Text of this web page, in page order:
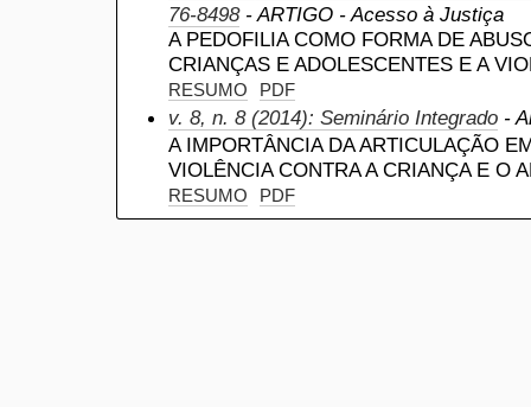
76-8498- ARTIGO - Acesso à Justiça
A PEDOFILIA COMO FORMA DE
CRIANÇAS E ADOLESCENTES E A
RESUMO PDF
v. 8, n. 8 (2014): Seminário Integrado -
A IMPORTÂNCIA DA ARTICULAÇÃO
VIOLÊNCIA CONTRA A CRIANÇA E O
RESUMO PDF